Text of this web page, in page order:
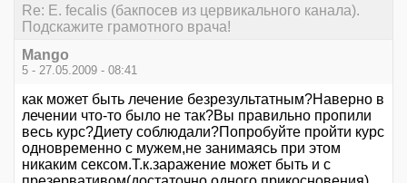
Re: E. fecalis (бакпосев из цервикального канала).
Подскажите грамотного врача!
Mango
5 - 27.05.2009 - 08:41
как может быть лечение безрезультатным?Наверно в
лечении что-то было не так?Вы правильно пропили
весь курс?Диету соблюдали?Попробуйте пройти курс
одновременно с мужем,не занимаясь при этом
никаким сексом.Т.к.заражение может быть и с